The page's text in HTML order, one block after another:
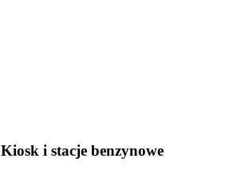
Kiosk i stacje benzynowe